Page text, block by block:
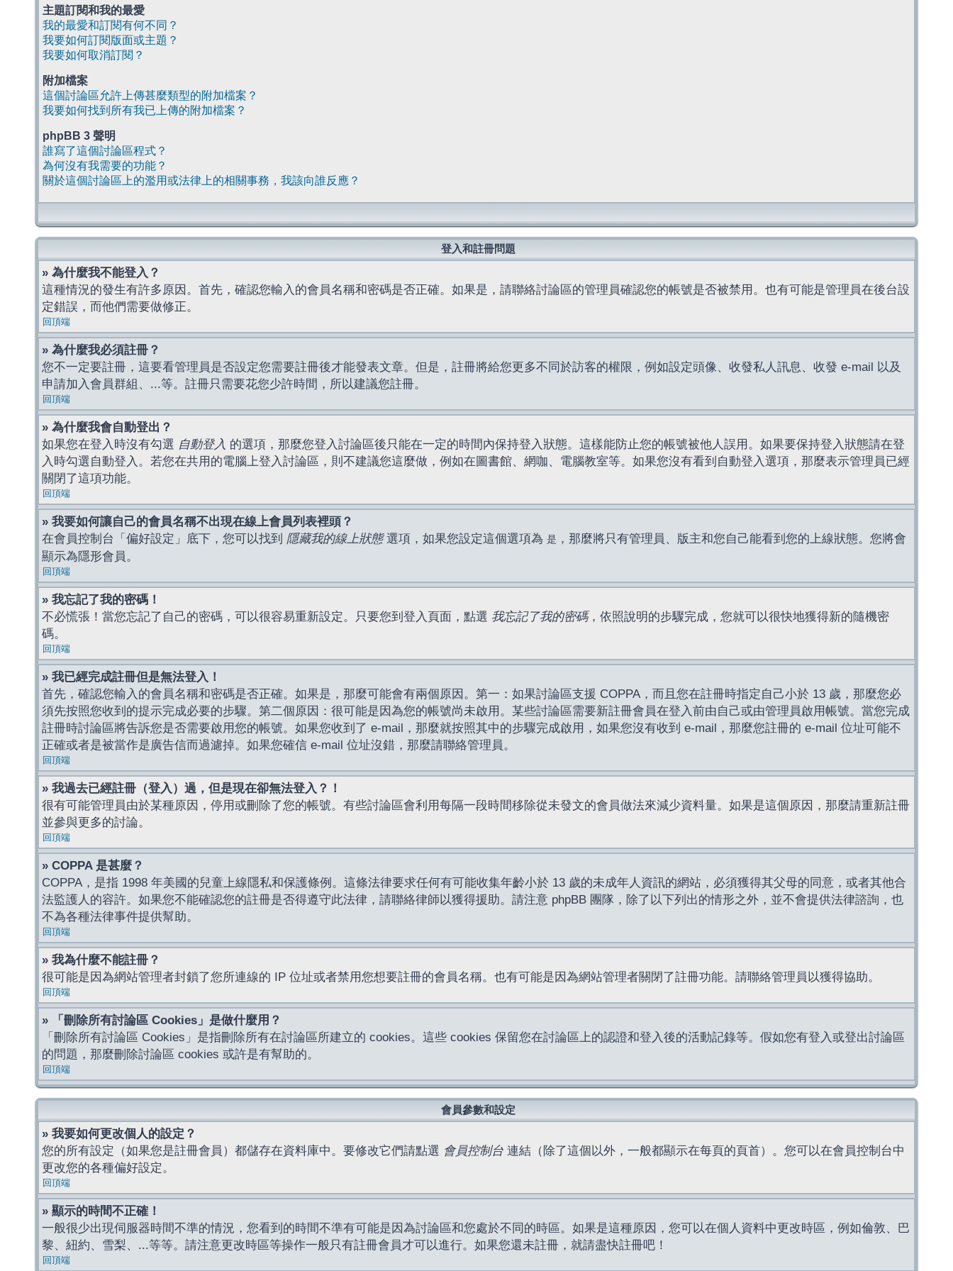
主題訂閱和我的最愛
我的最愛和訂閱有何不同？
我要如何訂閱版面或主題？
我要如何取消訂閱？
附加檔案
這個討論區允許上傳甚麼類型的附加檔案？
我要如何找到所有我已上傳的附加檔案？
phpBB 3 聲明
誰寫了這個討論區程式？
為何沒有我需要的功能？
關於這個討論區上的濫用或法律上的相關事務，我該向誰反應？
登入和註冊問題
» 為什麼我不能登入？
這種情況的發生有許多原因。首先，確認您輸入的會員名稱和密碼是否正確。如果是，請聯絡討論區的管理員確認您的帳號是否被禁用。也有可能是管理員在後台設
定錯誤，而他們需要做修正。
回頂端
» 為什麼我必須註冊？
您不一定要註冊，這要看管理員是否設定您需要註冊後才能發表文章。但是，註冊將給您更多不同於訪客的權限，例如設定頭像、收發私人訊息、收發 e-mail 以及
申請加入會員群組、...等。註冊只需要花您少許時間，所以建議您註冊。
回頂端
» 為什麼我會自動登出？
如果您在登入時沒有勾選 自動登入 的選項，那麼您登入討論區後只能在一定的時間內保持登入狀態。這樣能防止您的帳號被他人誤用。如果要保持登入狀態請在登
入時勾選自動登入。若您在共用的電腦上登入討論區，則不建議您這麼做，例如在圖書館、網咖、電腦教室等。如果您沒有看到自動登入選項，那麼表示管理員已經
關閉了這項功能。
回頂端
» 我要如何讓自己的會員名稱不出現在線上會員列表裡頭？
在會員控制台「偏好設定」底下，您可以找到 隱藏我的線上狀態選項，如果您設定這個選項為 是 ，那麼將只有管理員、版主和您自己能看到您的上線狀態。您將會
顯示為隱形會員。
回頂端
» 我忘記了我的密碼！
不必慌張！當您忘記了自己的密碼，可以很容易重新設定。只要您到登入頁面，點選 我忘記了我的密碼，依照說明的步驟完成，您就可以很快地獲得新的隨機密
碼。
回頂端
» 我已經完成註冊但是無法登入！
首先，確認您輸入的會員名稱和密碼是否正確。如果是，那麼可能會有兩個原因。第一：如果討論區支援 COPPA，而且您在註冊時指定自己小於 13 歲，那麼您必
須先按照您收到的提示完成必要的步驟。第二個原因：很可能是因為您的帳號尚未啟用。某些討論區需要新註冊會員在登入前由自己或由管理員啟用帳號。當您完成
註冊時討論區將告訴您是否需要啟用您的帳號。如果您收到了 e-mail，那麼就按照其中的步驟完成啟用，如果您沒有收到 e-mail，那麼您註冊的 e-mail 位址可能不
正確或者是被當作是廣告信而過濾掉。如果您確信 e-mail 位址沒錯，那麼請聯絡管理員。
回頂端
» 我過去已經註冊（登入）過，但是現在卻無法登入？！
很有可能管理員由於某種原因，停用或刪除了您的帳號。有些討論區會利用每隔一段時間移除從未發文的會員做法來減少資料量。如果是這個原因，那麼請重新註冊
並參與更多的討論。
回頂端
» COPPA 是甚麼？
COPPA，是指 1998 年美國的兒童上線隱私和保護條例。這條法律要求任何有可能收集年齡小於 13 歲的未成年人資訊的網站，必須獲得其父母的同意，或者其他合
法監護人的容許。如果您不能確認您的註冊是否得遵守此法律，請聯絡律師以獲得援助。請注意 phpBB 團隊，除了以下列出的情形之外，並不會提供法律諮詢，也
不為各種法律事件提供幫助。
回頂端
» 我為什麼不能註冊？
很可能是因為網站管理者封鎖了您所連線的 IP 位址或者禁用您想要註冊的會員名稱。也有可能是因為網站管理者關閉了註冊功能。請聯絡管理員以獲得協助。
回頂端
» 「刪除所有討論區 Cookies」是做什麼用？
「刪除所有討論區 Cookies」是指刪除所有在討論區所建立的 cookies。這些 cookies 保留您在討論區上的認證和登入後的活動記錄等。假如您有登入或登出討論區
的問題，那麼刪除討論區 cookies 或許是有幫助的。
回頂端
會員參數和設定
» 我要如何更改個人的設定？
您的所有設定（如果您是註冊會員）都儲存在資料庫中。要修改它們請點選 會員控制台 連結（除了這個以外，一般都顯示在每頁的頁首）。您可以在會員控制台中
更改您的各種偏好設定。
回頂端
» 顯示的時間不正確！
一般很少出現伺服器時間不準的情況，您看到的時間不準有可能是因為討論區和您處於不同的時區。如果是這種原因，您可以在個人資料中更改時區，例如倫敦、巴
黎、紐約、雪梨、...等等。請注意更改時區等操作一般只有註冊會員才可以進行。如果您還未註冊，就請盡快註冊吧！
回頂端